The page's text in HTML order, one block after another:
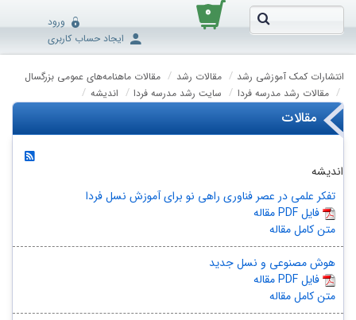
۰
ورود
ایجاد حساب کاربری
انتشارات کمک آموزشی رشد مقالات رشد
مقالات ماهنامه‌های عمومی بزرگسال
مقالات رشد مدرسه فردا
سایت رشد مدرسه فردا اندیشه
مقالات
اندیشه
تفکر علمی در عصر فناوری راهی نو برای آموزش نسل فردا
مقاله PDF فایل
متن کامل مقاله
هوش مصنوعی و نسل جدید
مقاله PDF فایل
متن کامل مقاله